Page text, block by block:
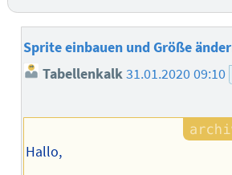
Sprite einbauen und Größe
Tabellenkalk31.01.2020 09:10
Hallo,